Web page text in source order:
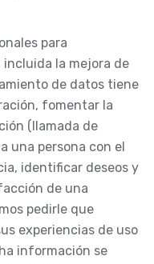
para
la mejora de
de datos tiene
fomentar la
(llamada de
una persona con el
identificar deseos y
de una
pedirle que
experiencias de uso
información se